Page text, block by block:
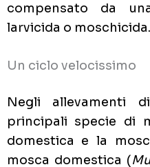
compensato da
larvicida o moschicida.
Un ciclo velocissimo
Negli allevamenti
principali specie di
domestica e la
mosca domestica (